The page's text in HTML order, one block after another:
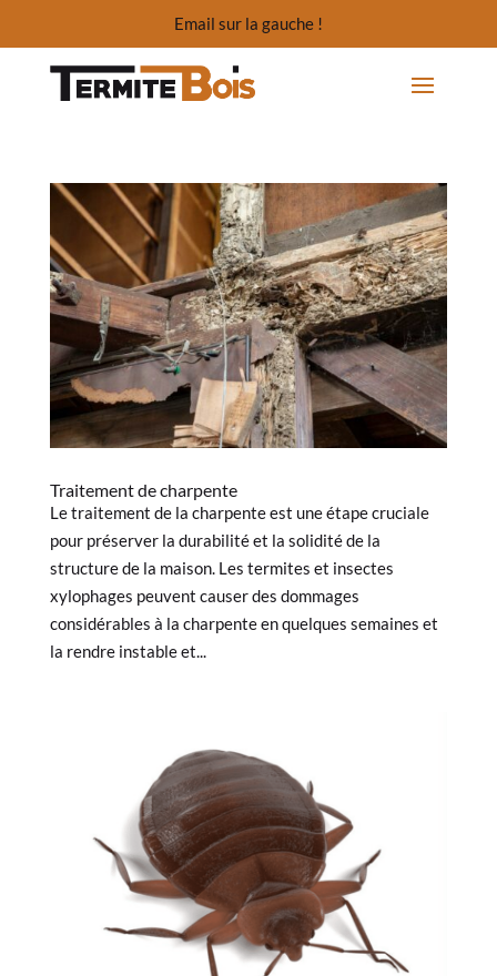
Email sur la gauche !
Traitement de charpente
Le traitement de la charpente est une étape cruciale
pour préserver la durabilité et la solidité de la
structure de la maison. Les termites et insectes
xylophages peuvent causer des dommages
considérables à la charpente en quelques semaines et
la rendre instable et...